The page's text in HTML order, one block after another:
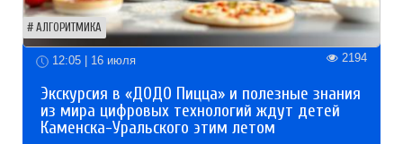
АЛГОРИТМИКА
12:05 | 16 июля 2194
Экскурсия в «ДОДО Пицца» и полезные знания
из мира цифровых технологий ждут детей
Каменска-Уральского этим летом